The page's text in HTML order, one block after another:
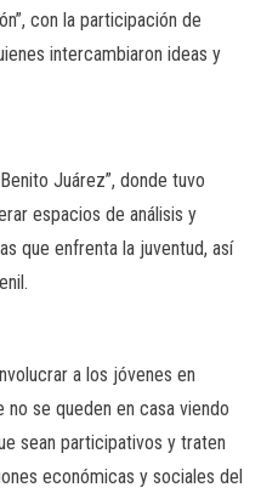
con la participación de
intercambiaron ideas y
Juárez”, donde tuvo
espacios de análisis y
que enfrenta la juventud, así
a los jóvenes en
se queden en casa viendo
sean participativos y traten
económicas y sociales del